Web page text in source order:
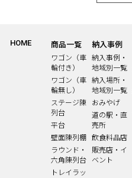
HOME 商品一覧
ワゴン（車
輪付き）
ワゴン（車
輪無し）
ステージ陳
列台
平台
壁面陳列棚
ラウンド・
六角陳列台
トレイラッ
納入事例
納入事例・
地域別一覧
納入場所・
地域別一覧
おみやげ
道の駅・直
売所
飲食料品店
販売店・イ
ベント